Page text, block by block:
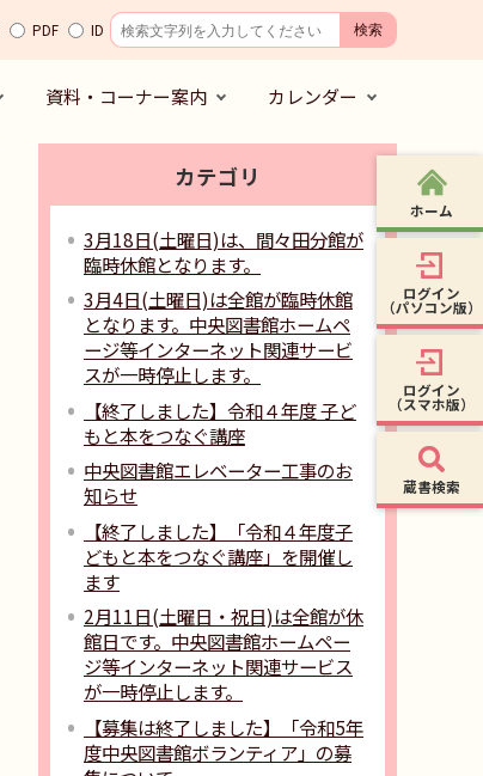
PDF ID
資料・コーナー案内 カレンダー
カテゴリ
3月18日(土曜日)は、間々田分館が
臨時休館となります。
3月4日(土曜日)は全館が臨時休館
となります。中央図書館ホームペ
ージ等インターネット関連サービ
スが一時停止します。
【終了しました】令和４年度 子ど
もと本をつなぐ講座
中央図書館エレベーター工事のお
知らせ
【終了しました】「令和４年度子
どもと本をつなぐ講座」を開催し
ます
2月11日(土曜日・祝日)は全館が休
館日です。中央図書館ホームペー
ジ等インターネット関連サービス
が一時停止します。
【募集は終了しました】「令和5年
度中央図書館ボランティア」の募
ホーム
ログイン
（パソコン版）
ログイン
（スマホ版）
蔵書検索